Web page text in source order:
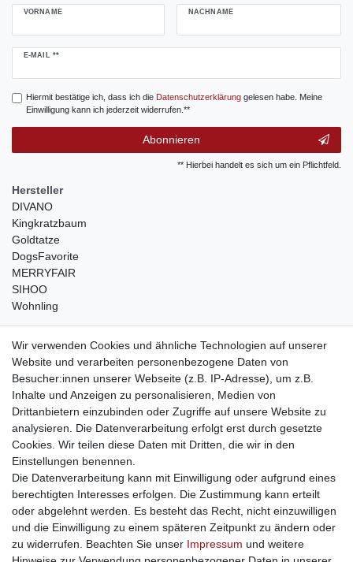
VORNAME NACHNAME
E-MAIL **
Newsletter
Hiermit bestätige ich, dass ich die Daten­schutz­erklärunggelesen habe. Meine
Einwilligung kann ich jederzeit widerrufen.**
Abonnieren
** Hierbei handelt es sich um ein Pflichtfeld.
Hersteller
DIVANO
Kingkratzbaum
Goldtatze
DogsFavorite
MERRYFAIR
SIHOO
Wohnling
weitere Shops
traumlampen- Lampen und Kronleuchter
kinderwagencenter- Exklusive und günstige Kinderwagen
gastrogeraete24- alles für Gastronomie und Imbiss
soziale Medien
Facebook
sicher einkaufen
Sichere Bestellung und Zahlung via SSL Verschlüsselung
Wir verwenden Cookies und ähnliche Technologien auf unserer
Website und verarbeiten personenbezogene Daten von
Besucher:innen unserer Webseite (z.B. IP-Adresse), um z.B.
Inhalte und Anzeigen zu personalisieren, Medien von
Drittanbietern einzubinden oder Zugriffe auf unsere Website zu
analysieren. Die Datenverarbeitung erfolgt erst durch gesetzte
Cookies. Wir teilen diese Daten mit Dritten, die wir in den
Einstellungen benennen.
Die Datenverarbeitung kann mit Einwilligung oder aufgrund eines
berechtigten Interesses erfolgen. Die Zustimmung kann erteilt
oder abgelehnt werden. Es besteht das Recht, nicht einzuwilligen
und die Einwilligung zu einem späteren Zeitpunkt zu ändern oder
zu widerrufen. Beachten Sie unser Impressum und weitere